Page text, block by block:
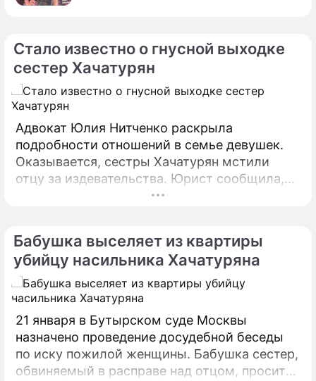
Стало известно о гнусной выходке
сестер Хачатурян
Адвокат Юлия Нитченко раскрыла
подробности отношений в семье девушек.
Оказывается, сестры Хачатурян мстили
отцу за издевательства. Юрист сообщила,
что однажды они накормили Михаила
Бабушка выселяет из квартиры
убийцу насильника Хачатуряна
21 января в Бутырском суде Москвы
назначено проведение досудебной беседы
по иску пожилой женщины. Бабушка сестер,
обвиняемый в расправе над отцом, просит